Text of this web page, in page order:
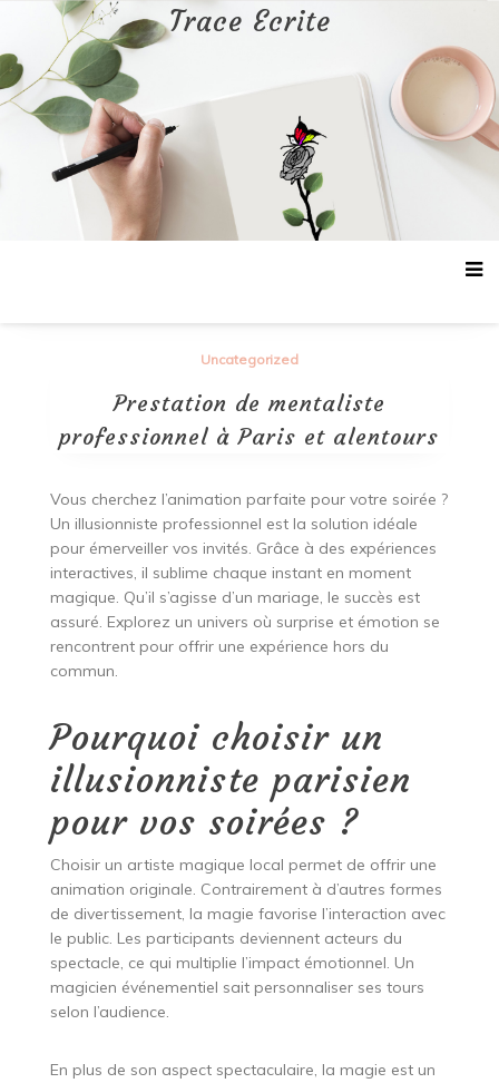
contenu
Trace Ecrite
Uncategorized
Prestation de mentaliste
professionnel à Paris et alentours
Vous cherchez l’animation parfaite pour votre soirée ?
Un illusionniste professionnel est la solution idéale
pour émerveiller vos invités. Grâce à des expériences
interactives, il sublime chaque instant en moment
magique. Qu’il s’agisse d’un mariage, le succès est
assuré. Explorez un univers où surprise et émotion se
rencontrent pour offrir une expérience hors du
commun.
Pourquoi choisir un
illusionniste parisien
pour vos soirées ?
Choisir un artiste magique local permet de offrir une
animation originale. Contrairement à d’autres formes
de divertissement, la magie favorise l’interaction avec
le public. Les participants deviennent acteurs du
spectacle, ce qui multiplie l’impact émotionnel. Un
magicien événementiel sait personnaliser ses tours
selon l’audience.
En plus de son aspect spectaculaire, la magie est un